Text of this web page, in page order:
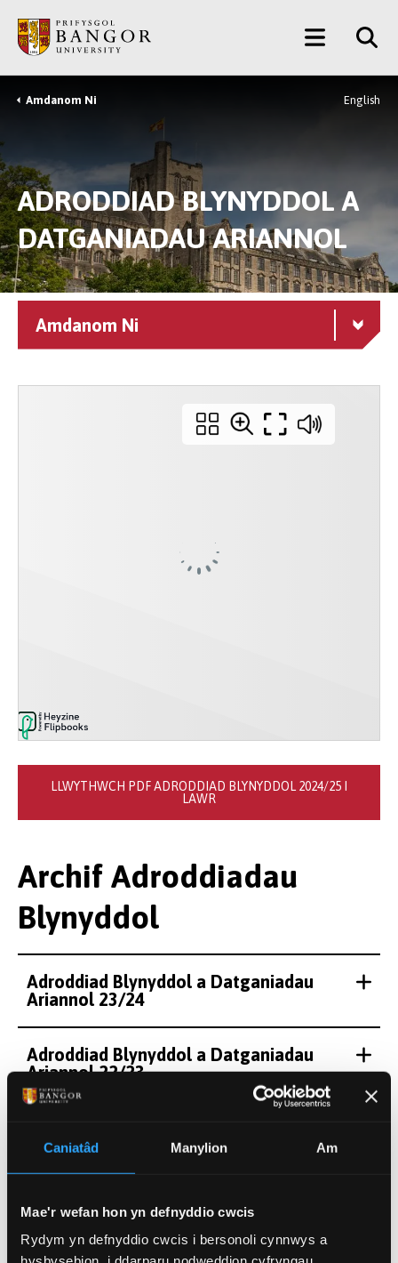
Caniatâd Manylion Am
Mae'r wefan hon yn defnyddio cwcis
Rydym yn defnyddio cwcis i bersonoli cynnwys a
Prif
Gynnwys
Main
Menu
Breadcrumb
Amdanom Ni English
ADRODDIAD BLYNYDDOL A
DATGANIADAU ARIANNOL
Amdanom Ni
LLWYTHWCH PDF ADRODDIAD BLYNYDDOL 2024/25 I
LAWR
Archif Adroddiadau
Blynyddol
Adroddiad Blynyddol a Datganiadau
Ariannol 23/24
Adroddiad Blynyddol a Datganiadau
Ariannol 22/23
Ariannol 21/22
Ariannol 20/21